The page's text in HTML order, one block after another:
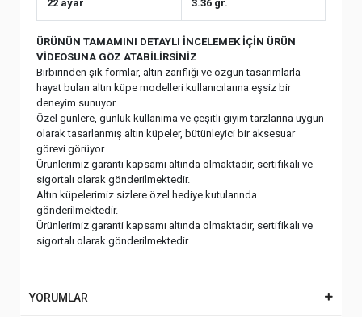
22 ayar 3.36 gr.
ÜRÜNÜN TAMAMINI DETAYLI İNCELEMEK İÇİN ÜRÜN
VİDEOSUNA GÖZ ATABİLİRSİNİZ
Birbirinden şık formlar, altın zarifliği ve özgün tasarımlarla
hayat bulan altın küpe modelleri kullanıcılarına eşsiz bir
deneyim sunuyor.
Özel günlere, günlük kullanıma ve çeşitli giyim tarzlarına uygun
olarak tasarlanmış altın küpeler, bütünleyici bir aksesuar
görevi görüyor.
Ürünlerimiz garanti kapsamı altında olmaktadır, sertifikalı ve
sigortalı olarak gönderilmektedir.
Altın küpelerimiz sizlere özel hediye kutularında
gönderilmektedir.
Ürünlerimiz garanti kapsamı altında olmaktadır, sertifikalı ve
sigortalı olarak gönderilmektedir.
YORUMLAR